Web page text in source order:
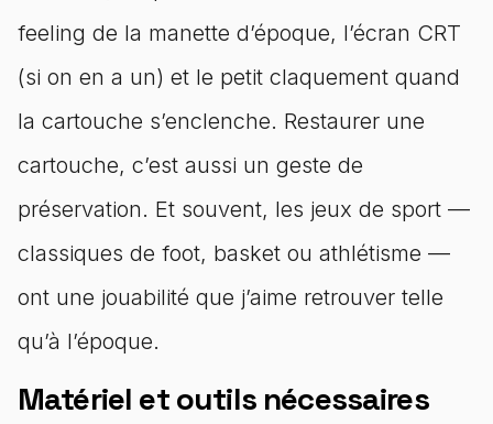
feeling de la manette d’époque, l’écran CRT
(si on en a un) et le petit claquement quand
la cartouche s’enclenche. Restaurer une
cartouche, c’est aussi un geste de
préservation. Et souvent, les jeux de sport —
classiques de foot, basket ou athlétisme —
ont une jouabilité que j’aime retrouver telle
qu’à l’époque.
Matériel et outils nécessaires